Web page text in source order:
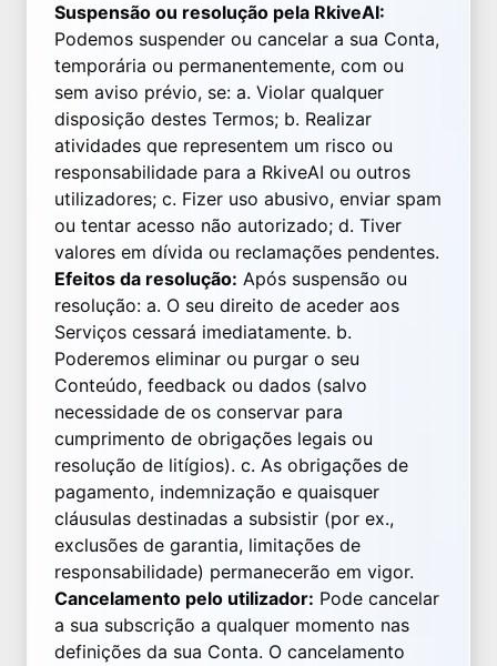
Suspensão ou resolução pela RkiveAI:
Podemos suspender ou cancelar a sua Conta,
temporária ou permanentemente, com ou
sem aviso prévio, se: a. Violar qualquer
disposição destes Termos; b. Realizar
atividades que representem um risco ou
responsabilidade para a RkiveAI ou outros
utilizadores; c. Fizer uso abusivo, enviar spam
ou tentar acesso não autorizado; d. Tiver
valores em dívida ou reclamações pendentes.
Efeitos da resolução: Após suspensão ou
resolução: a. O seu direito de aceder aos
Serviços cessará imediatamente. b.
Poderemos eliminar ou purgar o seu
Conteúdo, feedback ou dados (salvo
necessidade de os conservar para
cumprimento de obrigações legais ou
resolução de litígios). c. As obrigações de
pagamento, indemnização e quaisquer
cláusulas destinadas a subsistir (por ex.,
exclusões de garantia, limitações de
responsabilidade) permanecerão em vigor.
Cancelamento pelo utilizador: Pode cancelar
a sua subscrição a qualquer momento nas
definições da sua Conta. O cancelamento